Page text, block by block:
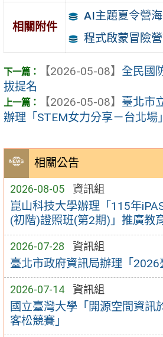
相關公告
2026-08-05 資訊組
崑山科技大學辦理「115年
(初階)證照班(第2期)」推廣教
2026-07-28 資訊組
臺北市政府資訊局辦理「2026
2026-07-14 資訊組
國立臺灣大學「開源空間資訊
客松競賽」
相關附件
AI主題夏令營
程式啟蒙冒險
【2026-05-08】 全民國
拔提名
【2026-05-08】 臺北市
辦理「STEM女力分享－台北場」